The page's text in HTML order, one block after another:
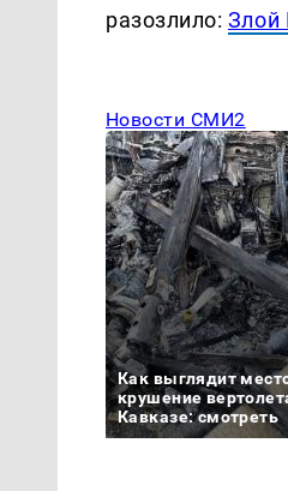
разозлило: Злой
Новости СМИ2
Как выглядит
крушение
Кавказе: смотреть